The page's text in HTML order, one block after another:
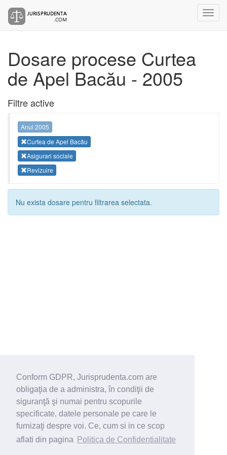
Conform GDPR, Jurisprudenta.com are
obligaţia de a administra, în condiţii de
siguranţă şi numai pentru scopurile
specificate, datele personale pe care le
furnizaţi despre voi. Ce, cum si in ce scop
aflati din pagina
Politica de Confidentialitate
Dosare procese Curtea
de Apel Bacău - 2005
Filtre active
Anul 2005
Curtea de Apel Bacău
Asigurari sociale
Revizuire
Nu exista dosare pentru filtrarea selectata.